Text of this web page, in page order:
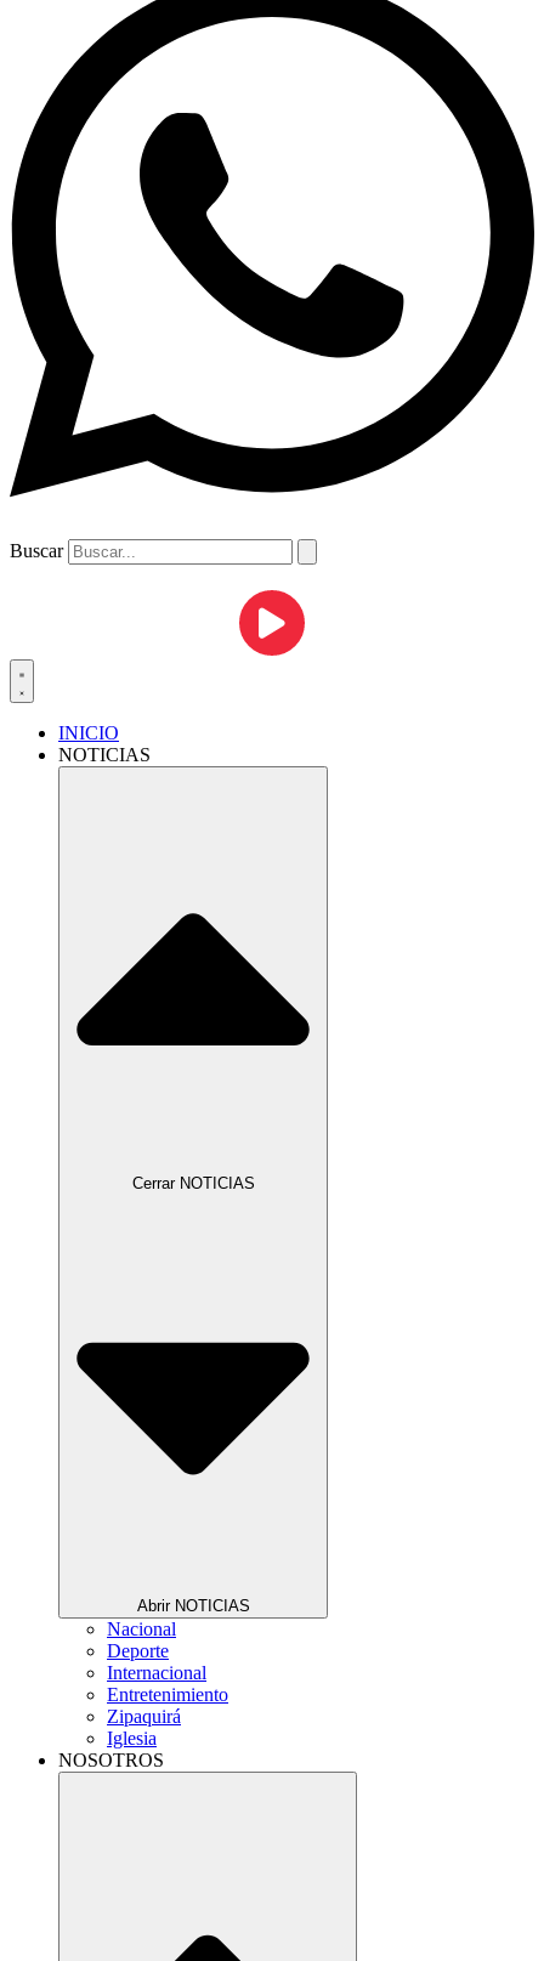
Buscar
INICIO
NOTICIAS
Cerrar NOTICIAS
Abrir NOTICIAS
Nacional
Deporte
Internacional
Entretenimiento
Zipaquirá
Iglesia
NOSOTROS